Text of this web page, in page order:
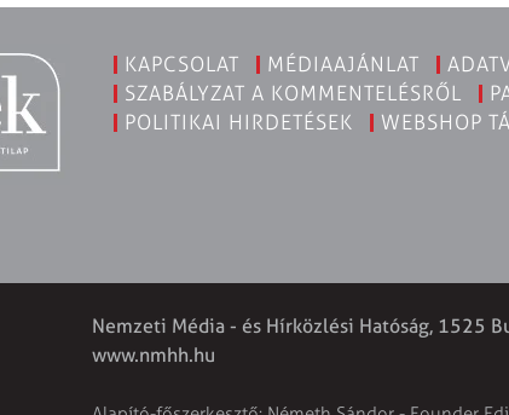
KAPCSOLAT MÉDIAAJÁNLAT
SZABÁLYZAT A KOMMENTELÉSRŐL
POLITIKAI HIRDETÉSEK
WEBSHOP
Nemzeti Média - és Hírközlési Hatóság, 1525
www.nmhh.hu